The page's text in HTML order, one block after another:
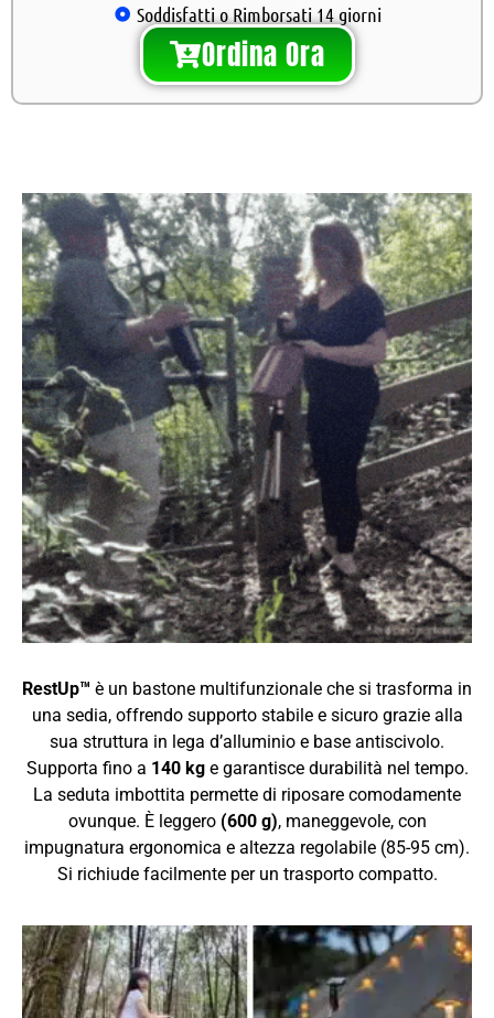
Soddisfatti o Rimborsati 14 giorni
Ordina Ora
RestUp™ è un bastone multifunzionale che si trasforma in
una sedia, offrendo supporto stabile e sicuro grazie alla
sua struttura in lega d’alluminio e base antiscivolo.
Supporta fino a 140 kge garantisce durabilità nel tempo.
La seduta imbottita permette di riposare comodamente
ovunque. È leggero (600 g), maneggevole, con
impugnatura ergonomica e altezza regolabile (85-95 cm).
Si richiude facilmente per un trasporto compatto.